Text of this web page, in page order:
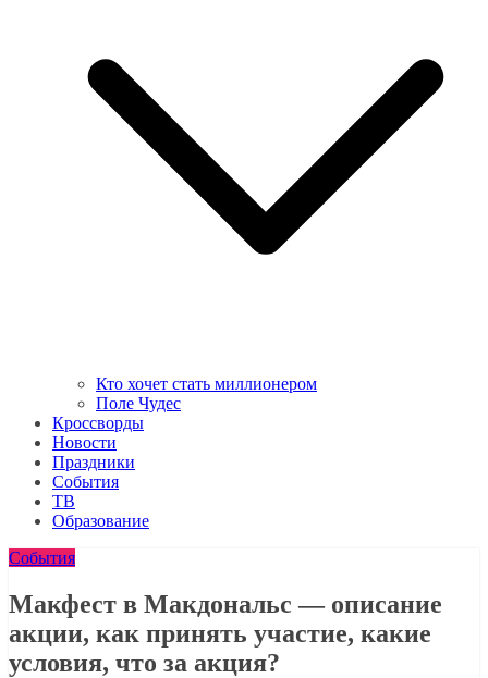
Кто хочет стать миллионером
Поле Чудес
Кроссворды
Новости
Праздники
События
ТВ
Образование
События
Макфест в Макдональс — описание
акции, как принять участие, какие
условия, что за акция?